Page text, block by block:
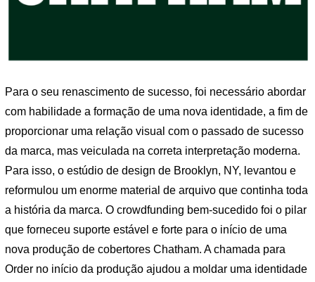
Para o seu renascimento de sucesso, foi necessário abordar
com habilidade a formação de uma nova identidade, a fim de
proporcionar uma relação visual com o passado de sucesso
da marca, mas veiculada na correta interpretação moderna.
Para isso, o estúdio de design de Brooklyn, NY, levantou e
reformulou um enorme material de arquivo que continha toda
a história da marca. O crowdfunding bem-sucedido foi o pilar
que forneceu suporte estável e forte para o início de uma
nova produção de cobertores Chatham. A chamada para
Order no início da produção ajudou a moldar uma identidade